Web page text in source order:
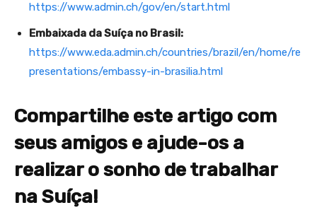
https://www.admin.ch/gov/en/start.html
Embaixada da Suíça no Brasil:
https://www.eda.admin.ch/countries/brazil/en/home/re
presentations/embassy-in-brasilia.html
Compartilhe este artigo com
seus amigos e ajude-os a
realizar o sonho de trabalhar
na Suíça!